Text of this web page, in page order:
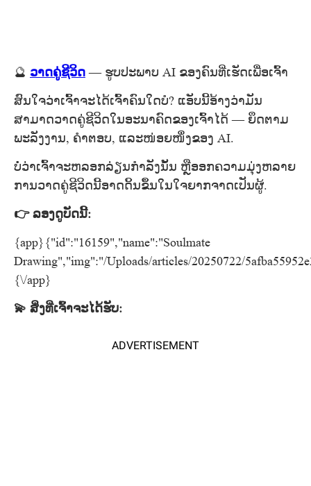
🔮 ວາດຄູ່ຊີວິດ — ຮູບປະພາບ AI ຂອງຄົນທີ່ເຮັດເພື່ອເຈົ້າ
ສົນໃຈວ່າເຈົ້າຈະໄດ້ເຈົ້າຄົນໃດບໍ? ແອັບນີ້ອ້າງວ່າມັນ
ສາມາດວາດຄູ່ຊີວິດໃນອະນາຄົດຂອງເຈົ້າໄດ້ — ຍຶດຕາມ
ພະລັງງານ, ຄຳຕອບ, ແລະໜ່ອຍໜຶ່ງຂອງ AI.
ບໍ່ວ່າເຈົ້າຈະຫລອກລ່ຽນກຳລັງນັ້ນ ຫຼືອອກຄວາມມຸ່ງຫລາຍ
ການວາດຄູ່ຊີວິດນີ້ອາດດິ້ນຂຶ້ນໃນໃຈຍາກຈາດເປັນຜູ້.
👉 ລອງດູບັດນີ້:
{app}{"id":"16159","name":"Soulmate
Drawing","img":"/Uploads/articles/20250722/
{\/app}
💫 ສິ່ງທີ່ເຈົ້າຈະໄດ້ຮັບ:
ADVERTISEMENT